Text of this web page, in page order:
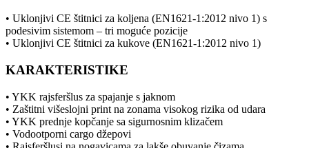
• Uklonjivi CE štitnici za koljena (EN1621-1:2012 nivo 1) s
podesivim sistemom – tri moguće pozicije
• Uklonjivi CE štitnici za kukove (EN1621-1:2012 nivo 1)
KARAKTERISTIKE
• YKK rajsferšlus za spajanje s jaknom
• Zaštitni višeslojni print na zonama visokog rizika od udara
• YKK prednje kopčanje sa sigurnosnim klizačem
• Vodootporni cargo džepovi